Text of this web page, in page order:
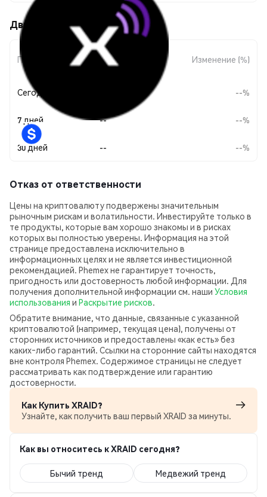
Движения цены XRAID (XRAID)
Период
Изменение
суммы
Изменение (%)
Сегодня --%
7 дней -- --%
30 дней -- --%
Отказ от ответственности
Цены на криптовалюту подвержены значительным
рыночным рискам и волатильности. Инвестируйте только в
те продукты, которые вам хорошо знакомы и в рисках
которых вы полностью уверены. Информация на этой
странице предоставлена исключительно в
информационных целях и не является инвестиционной
рекомендацией. Phemex не гарантирует точность,
пригодность или достоверность любой информации. Для
получения дополнительной информации см. наши Условия
использования и Раскрытие рисков.
Обратите внимание, что данные, связанные с указанной
криптовалютой (например, текущая цена), получены от
сторонних источников и предоставлены «как есть» без
каких‑либо гарантий. Ссылки на сторонние сайты находятся
вне контроля Phemex. Содержимое страницы не следует
рассматривать как подтверждение или гарантию
достоверности.
Как Купить XRAID?
Узнайте, как получить ваш первый XRAID за минуты.
Как вы относитесь к XRAID сегодня?
Бычий тренд Медвежий тренд